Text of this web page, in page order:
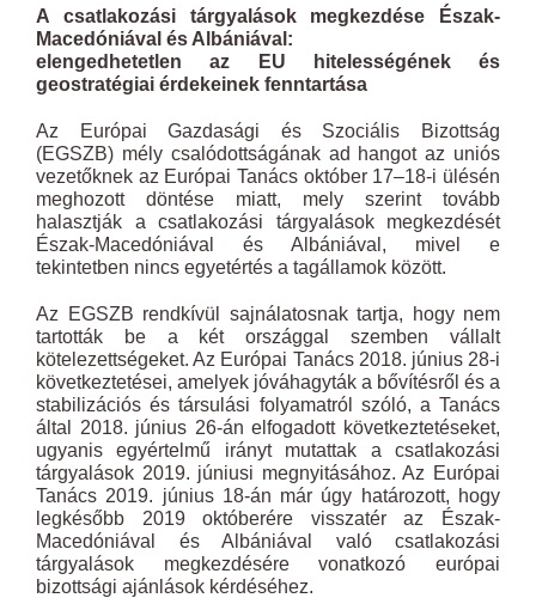
A csatlakozási tárgyalások megkezdése Észak-
Macedóniával és Albániával:
elengedhetetlen az EU hitelességének és
geostratégiai érdekeinek fenntartása
Az Európai Gazdasági és Szociális Bizottság
(EGSZB) mély csalódottságának ad hangot az uniós
vezetőknek az Európai Tanács október 17–18-i ülésén
meghozott döntése miatt, mely szerint tovább
halasztják a csatlakozási tárgyalások megkezdését
Észak-Macedóniával és Albániával, mivel e
tekintetben nincs egyetértés a tagállamok között.
Az EGSZB rendkívül sajnálatosnak tartja, hogy nem
tartották be a két országgal szemben vállalt
kötelezettségeket. Az Európai Tanács 2018. június 28-i
következtetései, amelyek jóváhagyták a bővítésről és a
stabilizációs és társulási folyamatról szóló, a Tanács
által 2018. június 26-án elfogadott következtetéseket,
ugyanis egyértelmű irányt mutattak a csatlakozási
tárgyalások 2019. júniusi megnyitásához. Az Európai
Tanács 2019. június 18-án már úgy határozott, hogy
legkésőbb 2019 októberére visszatér az Észak-
Macedóniával és Albániával való csatlakozási
tárgyalások megkezdésére vonatkozó európai
bizottsági ajánlások kérdéséhez.